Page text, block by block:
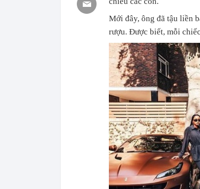
Mới đây, ông đã tậu liền
rượu. Được biết, mỗi